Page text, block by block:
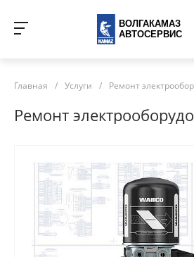
ВОЛГАКАМАЗ
АВТОСЕРВИС
Главная / Услуги / Ремонт
Ремонт